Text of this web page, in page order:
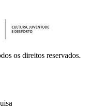
os direitos reservados.